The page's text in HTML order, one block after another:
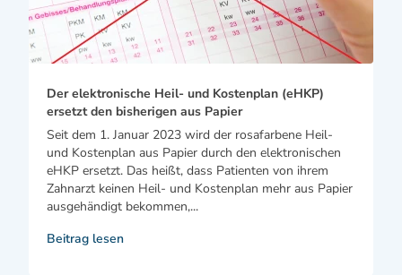
Der elektronische Heil- und Kostenplan (eHKP)
ersetzt den bisherigen aus Papier
Seit dem 1. Januar 2023 wird der rosafarbene Heil-
und Kostenplan aus Papier durch den elektronischen
eHKP ersetzt. Das heißt, dass Patienten von ihrem
Zahnarzt keinen Heil- und Kostenplan mehr aus Papier
ausgehändigt bekommen,...
Beitrag lesen